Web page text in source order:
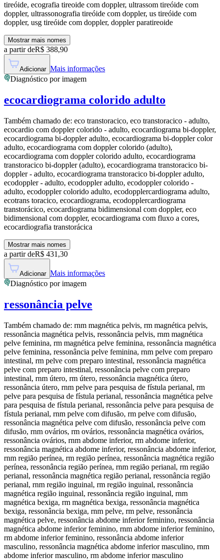
tireóide, ecografia tireoide com doppler, ultrassom tireóide com
doppler, ultrassonografia tireóide com doppler, us tireóide com
doppler, usg tireóide com doppler, doppler paratireoide
Mostrar mais nomes
a partir deR$ 388,90
Adicionar Mais informações
Diagnóstico por imagem
ecocardiograma colorido adulto
Também chamado de: eco transtoracico, eco transtoracico - adulto,
ecocardio com doppler colorido - adulto, ecocardiograma bi-doppler,
ecocardiograma bi-doppler adulto, ecocardiograma bi-doppler color
adulto, ecocardiograma com doppler colorido (adulto),
ecocardiograma com doppler colorido adulto, ecocardiograma
transtoracico bi-doppler (adulto), ecocardiograma transtoracico bi-
doppler - adulto, ecocardiograma transtoracico bi-doppler adulto,
ecodoppler - adulto, ecodoppler adulto, ecodoppler colorido -
adulto, ecodoppler colorido adulto, ecodopplercardiograma adulto,
ecotrans toracico, ecocardiograma, ecodopplercardiograma
transtorácico, ecocardiograma bidimensional com doppler, eco
bidimensional com doppler, ecocardiograma com fluxo a cores,
ecocardiografia transtorácica
Mostrar mais nomes
a partir deR$ 431,30
Adicionar Mais informações
Diagnóstico por imagem
ressonância pelve
Também chamado de: rnm magnética pelvis, rm magnética pelvis,
ressonância magnética pelvis, ressonância pelvis, rnm magnética
pelve feminina, rm magnética pelve feminina, ressonância magnética
pelve feminina, ressonância pelve feminina, rnm pelve com preparo
intestinal, rm pelve com preparo intestinal, ressonância magnética
pelve com preparo intestinal, ressonância pelve com preparo
intestinal, rnm útero, rm útero, ressonância magnética útero,
ressonância útero, rnm pelve para pesquisa de fístula perianal, rm
pelve para pesquisa de fístula perianal, ressonância magnética pelve
para pesquisa de fístula perianal, ressonância pelve para pesquisa de
fístula perianal, rnm pelve com difusão, rm pelve com difusão,
ressonância magnética pelve com difusão, ressonância pelve com
difusão, rnm ovários, rm ovários, ressonância magnética ovários,
ressonância ovários, rnm abdome inferior, rm abdome inferior,
ressonância magnética abdome inferior, ressonância abdome inferior,
rnm região perínea, rm região perínea, ressonância magnética região
perínea, ressonância região perínea, rnm região perianal, rm região
perianal, ressonância magnética região perianal, ressonância região
perianal, rnm região inguinal, rm região inguinal, ressonância
magnética região inguinal, ressonância região inguinal, rnm
magnética bexiga, rm magnética bexiga, ressonância magnética
bexiga, ressonância bexiga, rnm pelve, rm pelve, ressonância
magnética pelve, ressonância abdome inferior feminino, ressonância
magnética abdome inferior feminino, rnm abdome inferior feminino,
rm abdome inferior feminino, ressonância abdome inferior
masculino, ressonância magnética abdome inferior masculino, rnm
abdome inferior masculino, rm abdome inferior masculino